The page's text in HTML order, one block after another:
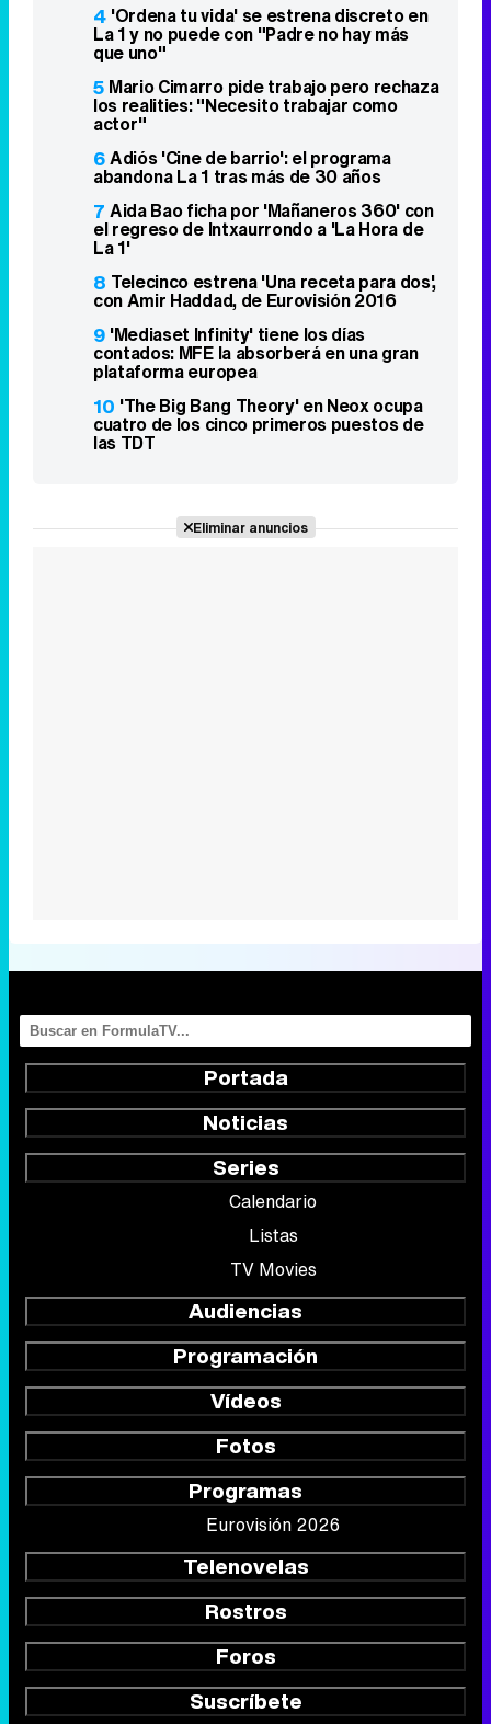
4 'Ordena tu vida' se estrena discreto en
La 1 y no puede con "Padre no hay más
que uno"
5 Mario Cimarro pide trabajo pero rechaza
los realities: "Necesito trabajar como
actor"
6Adiós 'Cine de barrio': el programa
abandona La 1 tras más de 30 años
7 Aida Bao ficha por 'Mañaneros 360' con
el regreso de Intxaurrondo a 'La Hora de
La 1'
8 Telecinco estrena 'Una receta para dos',
con Amir Haddad, de Eurovisión 2016
9 'Mediaset Infinity' tiene los días
contados: MFE la absorberá en una gran
plataforma europea
10 'The Big Bang Theory' en Neox ocupa
cuatro de los cinco primeros puestos de
las TDT
Eliminar anuncios
Portada
Noticias
Series
Calendario
Listas
TV Movies
Audiencias
Programación
Vídeos
Fotos
Programas
Eurovisión 2026
Telenovelas
Rostros
Foros
Suscríbete